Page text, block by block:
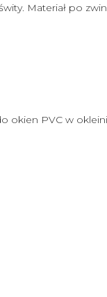
Materiał po
okien PVC w